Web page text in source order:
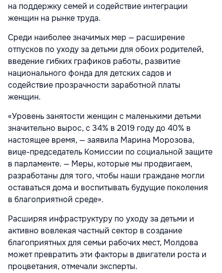
на поддержку семей и содействие интеграции
женщин на рынке труда.
Среди наиболее значимых мер — расширение
отпусков по уходу за детьми для обоих родителей,
введение гибких графиков работы, развитие
национального фонда для детских садов и
содействие прозрачности заработной платы
женщин.
«Уровень занятости женщин с маленькими детьми
значительно вырос, с 34% в 2019 году до 40% в
настоящее время, — заявила Марина Морозова,
вице-председатель Комиссии по социальной защите
в парламенте. — Меры, которые мы продвигаем,
разработаны для того, чтобы наши граждане могли
оставаться дома и воспитывать будущие поколения
в благоприятной среде».
Расширяя инфраструктуру по уходу за детьми и
активно вовлекая частный сектор в создание
благоприятных для семьи рабочих мест, Молдова
может превратить эти факторы в двигатели роста и
процветания, отмечали эксперты.